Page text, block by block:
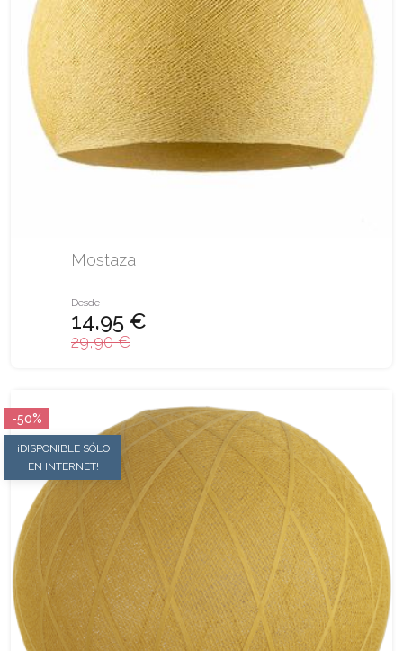
Mostaza
Desde
14,95 €
29,90 €
¡DISPONIBLE SÓLO
EN INTERNET!
-50%